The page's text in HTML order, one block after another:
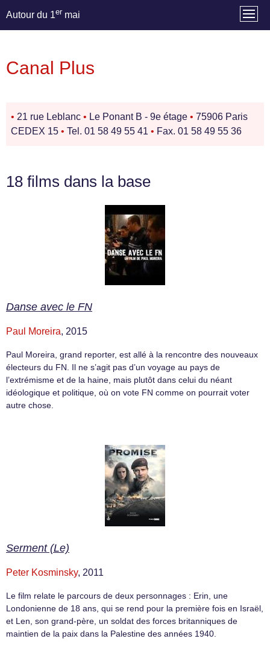
Autour du 1er mai
Canal Plus
• 21 rue Leblanc • Le Ponant B - 9e étage • 75906 Paris
CEDEX 15 • Tel. 01 58 49 55 41 • Fax. 01 58 49 55 36
18 films dans la base
Danse avec le FN
Paul Moreira, 2015
Paul Moreira, grand reporter, est allé à la rencontre des nouveaux
électeurs du FN. Il ne s’agit pas d’un voyage au pays de
l’extrémisme et de la haine, mais plutôt dans celui du néant
idéologique et politique, où on vote FN comme on pourrait voter
autre chose.
Serment (Le)
Peter Kosminsky, 2011
Le film relate le parcours de deux personnages : Erin, une
Londonienne de 18 ans, qui se rend pour la première fois en Israël,
et Len, son grand-père, un soldat des forces britanniques de
maintien de la paix dans la Palestine des années 1940.